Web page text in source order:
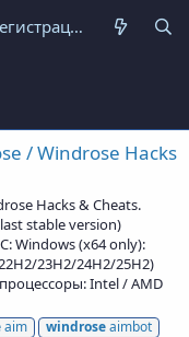
Регистрация
/ Windrose Hacks
Hacks & Cheats.
stable version)
Windows (x64 only):
23H2/24H2/25H2)
Intel / AMD
aim windroseaimbot